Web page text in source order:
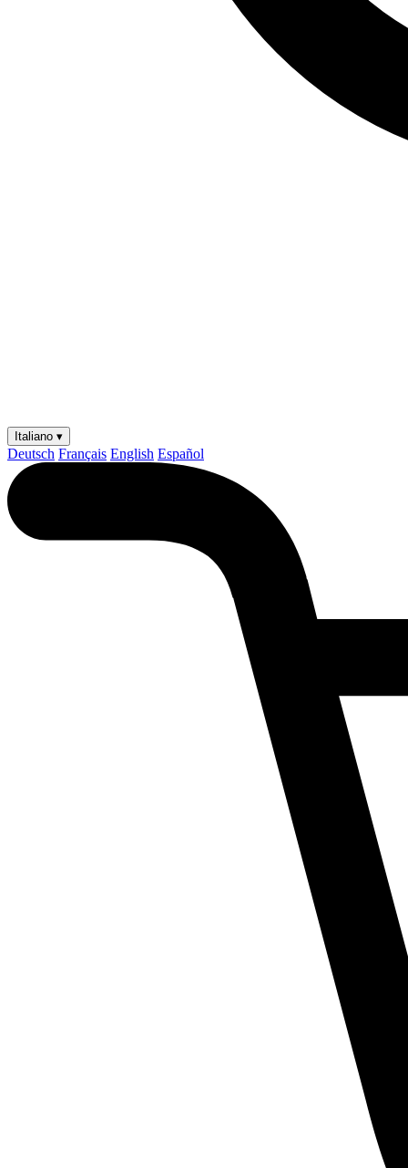
Italiano ▾
Deutsch Français English Español